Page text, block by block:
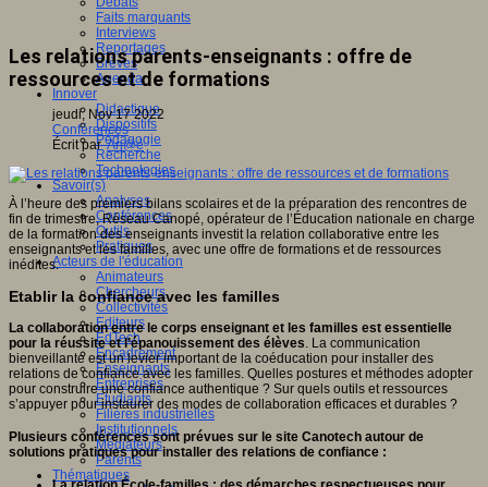
Faits marquants
Interviews
Reportages
Brèves
Agenda
Innover
Didactique
Dispositifs
Pédagogie
Recherche
Technologies
Savoir(s)
Analyses
Conférences
Outils
Pratiques
Acteurs de l'éducation
Animateurs
Chercheurs
Collectivités
Editeurs
EdTech
Encadrement
Enseignants
Entreprises
Etudiants
Filières industrielles
Institutionnels
Médiateurs
Parents
Thématiques
Les relations parents-enseignants : offre de
ressources et de formations
jeudi, Nov 17 2022
Conférences
Écrit parAn@é
À l’heure des premiers bilans scolaires et de la préparation des rencontres de
fin de trimestre, Réseau Canopé, opérateur de l’Éducation nationale en charge
de la formation des enseignants investit la relation collaborative entre les
enseignants et les familles, avec une offre de formations et de ressources
inédites.
Etablir la confiance avec les familles
La collaboration entre le corps enseignant et les familles est essentielle
pour la réussite et l’épanouissement des élèves. La communication
bienveillante est un levier important de la coéducation pour installer des
relations de confiance avec les familles. Quelles postures et méthodes adopter
pour construire une confiance authentique ? Sur quels outils et ressources
s’appuyer pour instaurer des modes de collaboration efficaces et durables ?
Plusieurs conférences sont prévues sur le site Canotech autour de
solutions pratiques pour installer des relations de confiance :